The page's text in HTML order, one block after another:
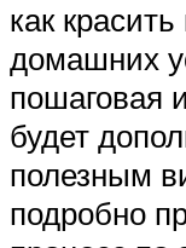
как
домашних
пошаговая
будет
полезным
подробно